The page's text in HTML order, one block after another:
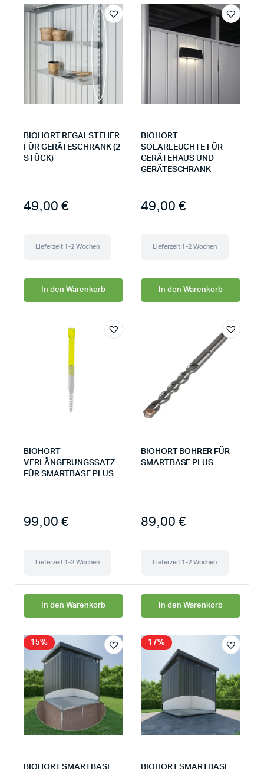
BIOHORT REGALSTEHER
FÜR GERÄTESCHRANK (2
STÜCK)
49,00 €
Lieferzeit 1-2 Wochen
In den Warenkorb
BIOHORT
SOLARLEUCHTE FÜR
GERÄTEHAUS UND
GERÄTESCHRANK
49,00 €
Lieferzeit 1-2 Wochen
In den Warenkorb
BIOHORT
VERLÄNGERUNGSSATZ
FÜR SMARTBASE PLUS
99,00 €
Lieferzeit 1-2 Wochen
In den Warenkorb
BIOHORT BOHRER FÜR
SMARTBASE PLUS
89,00 €
Lieferzeit 1-2 Wochen
In den Warenkorb
15%
BIOHORT SMARTBASE
17%
BIOHORT SMARTBASE